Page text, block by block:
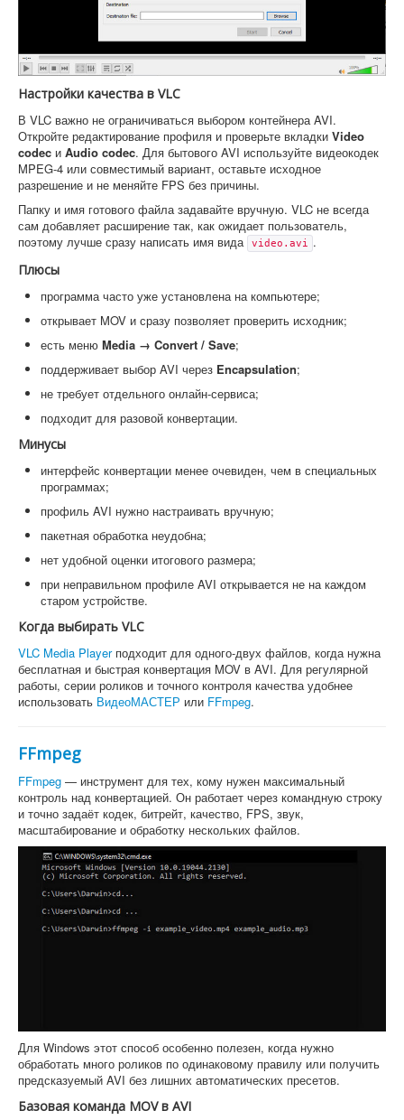
Настройки качества в VLC
В VLC важно не ограничиваться выбором контейнера AVI.
Откройте редактирование профиля и проверьте вкладки Video
codec и Audio codec. Для бытового AVI используйте видеокодек
MPEG-4 или совместимый вариант, оставьте исходное
разрешение и не меняйте FPS без причины.
Папку и имя готового файла задавайте вручную. VLC не всегда
сам добавляет расширение так, как ожидает пользователь,
поэтому лучше сразу написать имя вида
video.avi .
Плюсы
программа часто уже установлена на компьютере;
открывает MOV и сразу позволяет проверить исходник;
есть меню Media → Convert / Save;
поддерживает выбор AVI через Encapsulation;
не требует отдельного онлайн-сервиса;
подходит для разовой конвертации.
Минусы
интерфейс конвертации менее очевиден, чем в специальных
программах;
профиль AVI нужно настраивать вручную;
пакетная обработка неудобна;
нет удобной оценки итогового размера;
при неправильном профиле AVI открывается не на каждом
старом устройстве.
Когда выбирать VLC
VLC Media Playerподходит для одного-двух файлов, когда нужна
бесплатная и быстрая конвертация MOV в AVI. Для регулярной
работы, серии роликов и точного контроля качества удобнее
использовать ВидеоМАСТЕР или FFmpeg.
FFmpeg
FFmpeg — инструмент для тех, кому нужен максимальный
контроль над конвертацией. Он работает через командную строку
и точно задаёт кодек, битрейт, качество, FPS, звук,
масштабирование и обработку нескольких файлов.
Для Windows этот способ особенно полезен, когда нужно
обработать много роликов по одинаковому правилу или получить
предсказуемый AVI без лишних автоматических пресетов.
Базовая команда MOV в AVI